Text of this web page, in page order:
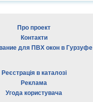
Про проект
Контакти
для ПВХ окон в Гурзуфе
Реєстрація в каталозі
Реклама
Угода користувача